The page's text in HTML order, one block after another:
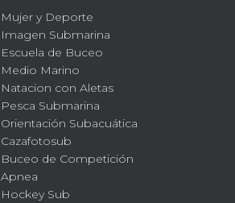
Mujer y Deporte
Imagen Submarina
Escuela de Buceo
Medio Marino
Natacion con Aletas
Pesca Submarina
Orientación Subacuática
Cazafotosub
Buceo de Competición
Apnea
Hockey Sub